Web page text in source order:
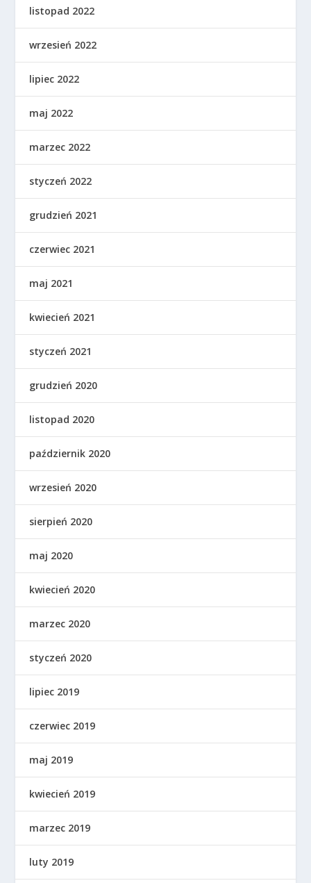
listopad 2022
wrzesień 2022
lipiec 2022
maj 2022
marzec 2022
styczeń 2022
grudzień 2021
czerwiec 2021
maj 2021
kwiecień 2021
styczeń 2021
grudzień 2020
listopad 2020
październik 2020
wrzesień 2020
sierpień 2020
maj 2020
kwiecień 2020
marzec 2020
styczeń 2020
lipiec 2019
czerwiec 2019
maj 2019
kwiecień 2019
marzec 2019
luty 2019